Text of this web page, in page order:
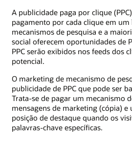
A publicidade paga por clique
pagamento por cada clique em um
mecanismos de pesquisa e a
social oferecem oportunidades de
PPC serão exibidos nos feeds dos
potencial.
O marketing de mecanismo de
publicidade de PPC que pode ser
Trata-se de pagar um mecanismo
mensagens de marketing (cópia) e
posição de destaque quando os
palavras-chave específicas.